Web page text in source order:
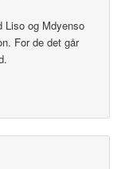
Liso og Mdyenso
For de det går